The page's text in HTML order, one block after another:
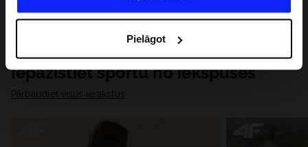
saviem partneriem, lai uzlabotu veidu, kadā tiek rādīta
saturu un uzlabotu mūsu partneru piedāvātos risinajumus
( piem. socialos tīklus). Detalizētu informāciju var atrast
mūsu Privātuma politikā un sadaļā "Detaļas".
Pielāgot
Iepazīstiet sportu no iekšpuses
Pārbaudiet visus ierakstus